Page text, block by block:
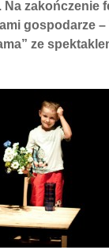
zakończenie
gospodarze –
ze